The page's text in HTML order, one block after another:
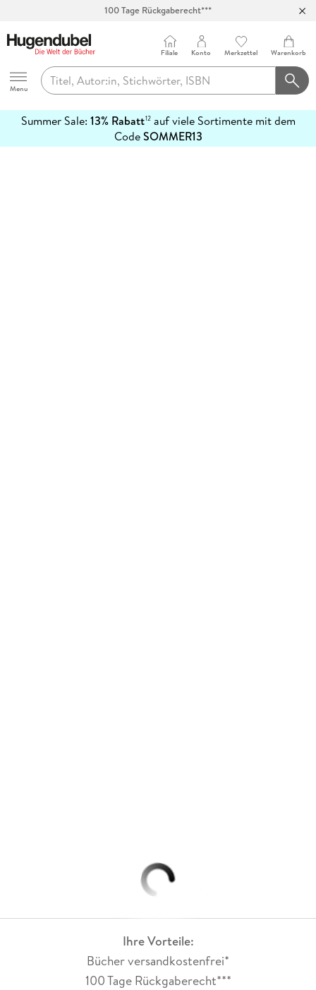
100 Tage Rückgaberecht***
Hugendubel
Menu
Filiale Konto Merkzettel Warenkorb
Summer Sale: 13% Rabatt12auf viele Sortimente mit dem
CodeSOMMER13
erfahren
Ihre Vorteile:
Bücher versandkostenfrei*
100 Tage Rückgaberecht***